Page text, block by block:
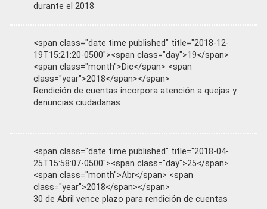
durante el 2018
<span class="date time published" title="2018-12-
19T15:21:20-0500"><span class="day">19</span>
<span class="month">Dic</span> <span
class="year">2018</span></span>
Rendición de cuentas incorpora atención a quejas y
denuncias ciudadanas
<span class="date time published" title="2018-04-
25T15:58:07-0500"><span class="day">25</span>
<span class="month">Abr</span> <span
class="year">2018</span></span>
30 de Abril vence plazo para rendición de cuentas